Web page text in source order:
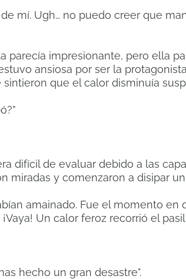
mí. Ugh… no puedo creer que
parecía impresionante, pero ella
ansiosa por ser la
sintieron que el calor disminuía
difícil de evaluar debido a las
miradas y comenzaron a disipar
amainado. Fue el momento en
Un calor feroz recorrió el
hecho un gran desastre".